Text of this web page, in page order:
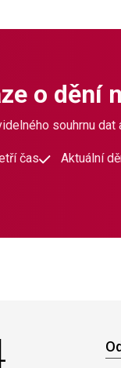
o dění
souhrnu
čas Aktuální